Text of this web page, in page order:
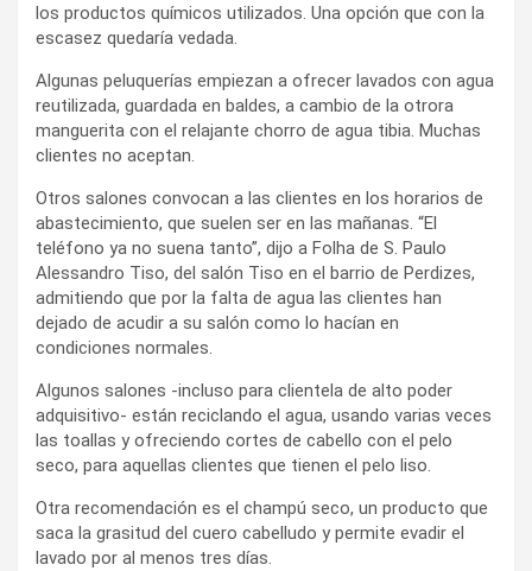
los productos químicos utilizados. Una opción que con la
escasez quedaría vedada.
Algunas peluquerías empiezan a ofrecer lavados con agua
reutilizada, guardada en baldes, a cambio de la otrora
manguerita con el relajante chorro de agua tibia. Muchas
clientes no aceptan.
Otros salones convocan a las clientes en los horarios de
abastecimiento, que suelen ser en las mañanas. “El
teléfono ya no suena tanto”, dijo a Folha de S. Paulo
Alessandro Tiso, del salón Tiso en el barrio de Perdizes,
admitiendo que por la falta de agua las clientes han
dejado de acudir a su salón como lo hacían en
condiciones normales.
Algunos salones -incluso para clientela de alto poder
adquisitivo- están reciclando el agua, usando varias veces
las toallas y ofreciendo cortes de cabello con el pelo
seco, para aquellas clientes que tienen el pelo liso.
Otra recomendación es el champú seco, un producto que
saca la grasitud del cuero cabelludo y permite evadir el
lavado por al menos tres días.